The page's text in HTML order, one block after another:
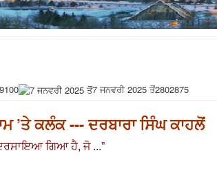
7 ਜਨਵਰੀ 2025 ਤੋਂ2802875
’ਤੇ ਕਲੰਕ --- ਦਰਬਾਰਾ ਸਿੰਘ ਕਾਹਲੋਂ
ਗਿਆ ਹੈ, ਜੋ ...”